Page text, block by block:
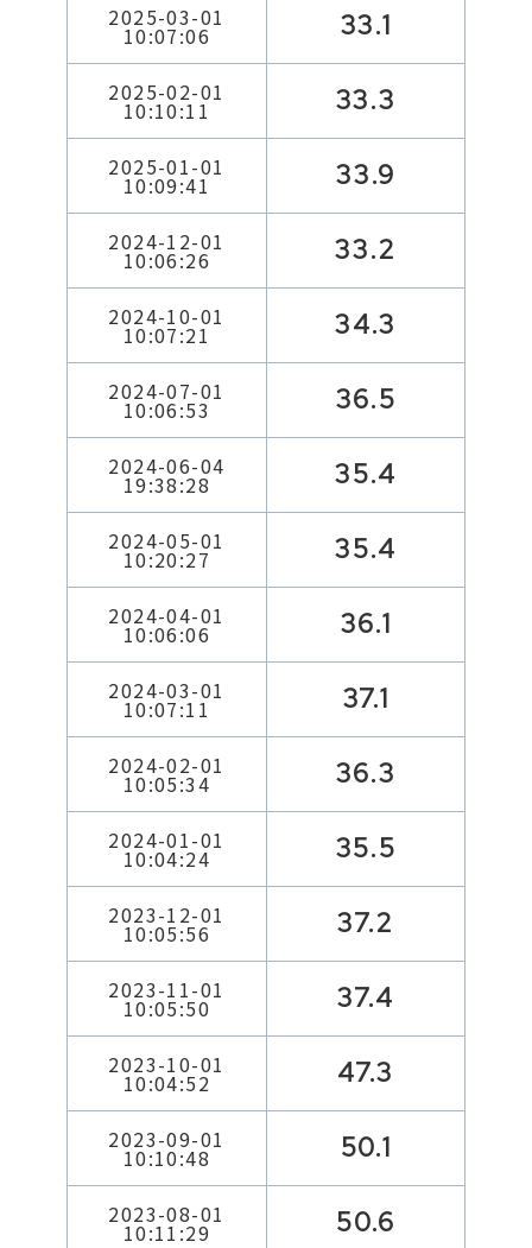
2025-03-01
10:07:06 33.1
2025-02-01
10:10:11 33.3
2025-01-01
10:09:41 33.9
2024-12-01
10:06:26 33.2
2024-10-01
10:07:21 34.3
2024-07-01
10:06:53 36.5
2024-06-04
19:38:28 35.4
2024-05-01
10:20:27 35.4
2024-04-01
10:06:06 36.1
2024-03-01
10:07:11 37.1
2024-02-01
10:05:34 36.3
2024-01-01
10:04:24 35.5
2023-12-01
10:05:56 37.2
2023-11-01
10:05:50 37.4
2023-10-01
10:04:52 47.3
2023-09-01
10:10:48 50.1
2023-08-01
10:11:29 50.6